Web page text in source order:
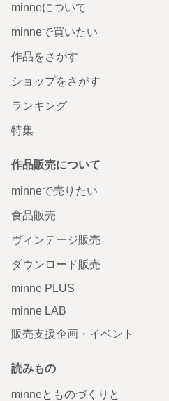
minneについて
minneで買いたい
作品をさがす
ショップをさがす
ランキング
特集
作品販売について
minneで売りたい
食品販売
ヴィンテージ販売
ダウンロード販売
minne PLUS
minne LAB
販売支援企画・イベント
読みもの
minneとものづくりと